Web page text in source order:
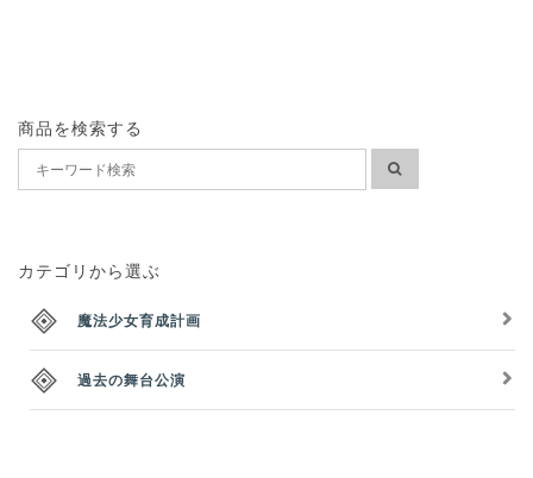
商品を検索する
カテゴリから選ぶ
魔法少女育成計画
過去の舞台公演